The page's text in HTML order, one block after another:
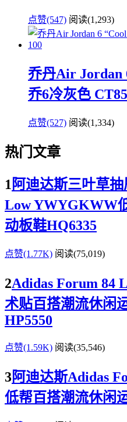
点赞(547) 阅读(1,293)
乔丹Air Jordan
乔6冷灰色
点赞(527) 阅读(1,334)
热门文章
1 阿迪达斯三叶草
Low YWYGKWW
动板鞋HQ6335
点赞(1.77K) 阅读(75,019)
2Adidas Forum 84
术贴百搭潮流休闲
HP5550
点赞(1.59K) 阅读(35,546)
3阿迪达斯Adidas
低帮百搭潮流休闲